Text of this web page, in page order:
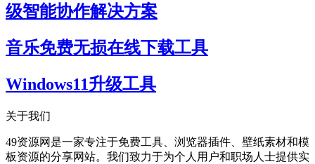
级智能协作解决方案
音乐免费无损在线下载工具
Windows11升级工具
关于我们
49资源网是一家专注于免费工具、浏览器插件、壁纸素材和模
板资源的分享网站。我们致力于为个人用户和职场人士提供实